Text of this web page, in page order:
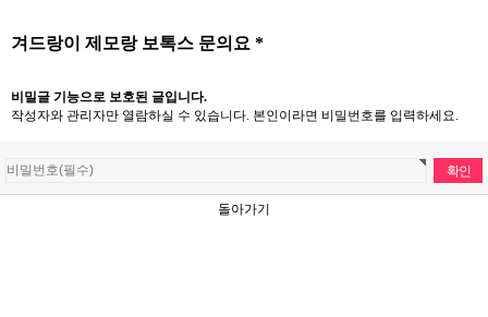
겨드랑이 제모랑 보톡스 문의요 *
비밀글 기능으로 보호된 글입니다.
작성자와 관리자만 열람하실 수 있습니다. 본인이라면 비밀번호를 입력하세요.
돌아가기